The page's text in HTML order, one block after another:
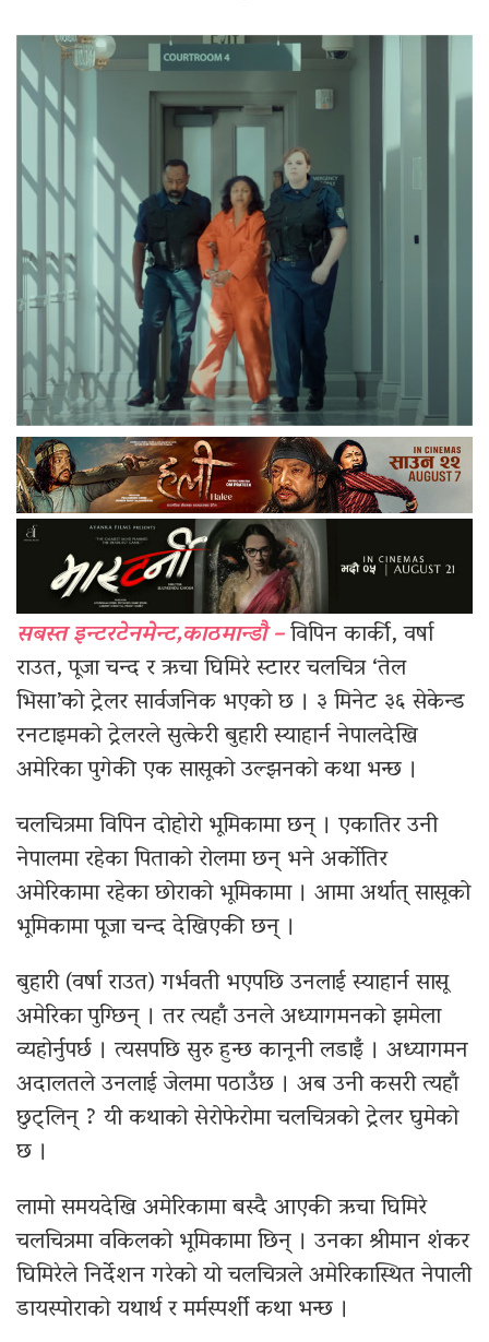
सबस्त इन्टरटेनमेन्ट,काठमान्डौ –विपिन कार्की, वर्षा
राउत, पूजा चन्द र ऋचा घिमिरे स्टारर चलचित्र ‘तेल
भिसा’को ट्रेलर सार्वजनिक भएको छ । ३ मिनेट ३६ सेकेन्ड
रनटाइमको ट्रेलरले सुत्केरी बुहारी स्याहार्न नेपालदेखि
अमेरिका पुगेकी एक सासूको उल्झनको कथा भन्छ ।
चलचित्रमा विपिन दोहोरो भूमिकामा छन् । एकातिर उनी
नेपालमा रहेका पिताको रोलमा छन् भने अर्कोतिर
अमेरिकामा रहेका छोराको भूमिकामा । आमा अर्थात् सासूको
भूमिकामा पूजा चन्द देखिएकी छन् ।
बुहारी (वर्षा राउत) गर्भवती भएपछि उनलाई स्याहार्न सासू
अमेरिका पुग्छिन् । तर त्यहाँ उनले अध्यागमनको झमेला
व्यहोर्नुपर्छ । त्यसपछि सुरु हुन्छ कानूनी लडाइँ । अध्यागमन
अदालतले उनलाई जेलमा पठाउँछ । अब उनी कसरी त्यहाँ
छुट्लिन् ? यी कथाको सेरोफेरोमा चलचित्रको ट्रेलर घुमेको
छ ।
लामो समयदेखि अमेरिकामा बस्दै आएकी ऋचा घिमिरे
चलचित्रमा वकिलको भूमिकामा छिन् । उनका श्रीमान शंकर
घिमिरेले निर्देशन गरेको यो चलचित्रले अमेरिकास्थित नेपाली
डायस्पोराको यथार्थ र मर्मस्पर्शी कथा भन्छ ।